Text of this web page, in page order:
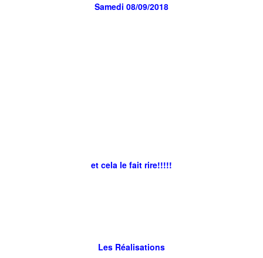
Samedi 08/09/2018
et cela le fait rire!!!!!
Les Réalisations